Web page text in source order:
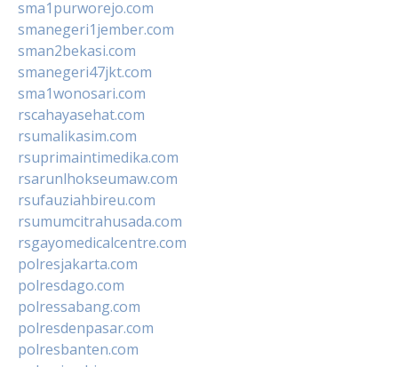
sma1purworejo.com
smanegeri1jember.com
sman2bekasi.com
smanegeri47jkt.com
sma1wonosari.com
rscahayasehat.com
rsumalikasim.com
rsuprimaintimedika.com
rsarunlhokseumaw.com
rsufauziahbireu.com
rsumumcitrahusada.com
rsgayomedicalcentre.com
polresjakarta.com
polresdago.com
polressabang.com
polresdenpasar.com
polresbanten.com